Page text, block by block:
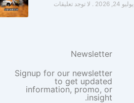
يوليو 24, 2026 لا توجد تعليقات
Newsletter
Signup for our newsletter
to get updated
information, promo, or
insight.